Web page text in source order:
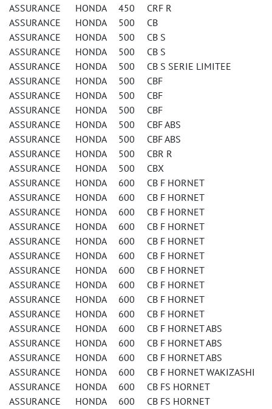
ASSURANCE HONDA 450 CRF R
ASSURANCE HONDA 500 CB
ASSURANCE HONDA 500 CB S
ASSURANCE HONDA 500 CB S
ASSURANCE HONDA 500 CB S SERIE LIMITEE
ASSURANCE HONDA 500 CBF
ASSURANCE HONDA 500 CBF
ASSURANCE HONDA 500 CBF
ASSURANCE HONDA 500 CBF ABS
ASSURANCE HONDA 500 CBF ABS
ASSURANCE HONDA 500 CBR R
ASSURANCE HONDA 500 CBX
ASSURANCE HONDA 600 CB F HORNET
ASSURANCE HONDA 600 CB F HORNET
ASSURANCE HONDA 600 CB F HORNET
ASSURANCE HONDA 600 CB F HORNET
ASSURANCE HONDA 600 CB F HORNET
ASSURANCE HONDA 600 CB F HORNET
ASSURANCE HONDA 600 CB F HORNET
ASSURANCE HONDA 600 CB F HORNET
ASSURANCE HONDA 600 CB F HORNET
ASSURANCE HONDA 600 CB F HORNET
ASSURANCE HONDA 600 CB F HORNET ABS
ASSURANCE HONDA 600 CB F HORNET ABS
ASSURANCE HONDA 600 CB F HORNET ABS
ASSURANCE HONDA 600 CB F HORNET WAKIZASHI
ASSURANCE HONDA 600 CB FS HORNET
ASSURANCE HONDA 600 CB FS HORNET